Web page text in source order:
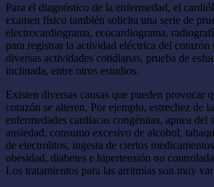
Para el diagnóstico de la enfermedad, el
examen físico también solicita una serie de
electrocardiograma, ecocardiograma,
para registrar la actividad eléctrica del corazón
diversas actividades cotidianas, prueba de
inclinada, entre otros estudios.
Existen diversas causas que pueden provocar
corazón se alteren. Por ejemplo, estrechez de
enfermedades cardíacas congénitas, apnea del
ansiedad, consumo excesivo de alcohol,
de electrolitos, ingesta de ciertos
obesidad, diabetes e hipertensión no
Los tratamientos para las arritmias son muy